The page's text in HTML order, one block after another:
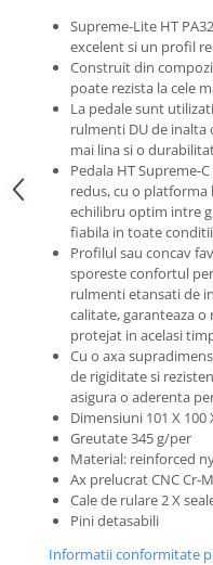
Sonerie
Diverse
Accesorii Remorca
Roti ajutatoare
Scaune pentru Copii
Transport si Depozitare
Frane V-Brake
Set Roti
Suspensii Spate
Butuci Roata
Pinioane
Schimbator Pinioane
Schimbator Foi
Manete Schimbator
Etrier frana
Angrenaje
Ureche cadru
Disc frana
Cuvete
Monobloc
Supreme-Lite HT
excelent si un profil
Construit din
poate rezista la cele
La pedale sunt
rulmenti DU de inalta
mai lina si o
Pedala HT Supreme-
redus, cu o
echilibru optim intre
fiabila in toate
Profilul sau concav
sporeste confortul
rulmenti etansati de
calitate, garanteaza
protejat in acelasi
Cu o axa
de rigiditate si
asigura o aderenta
Dimensiuni 101 X 100
Greutate 345 g/per
Material: reinforced
Ax prelucrat CNC Cr-
Cale de rulare 2 X
Pini detasabili
Informatii conformitate